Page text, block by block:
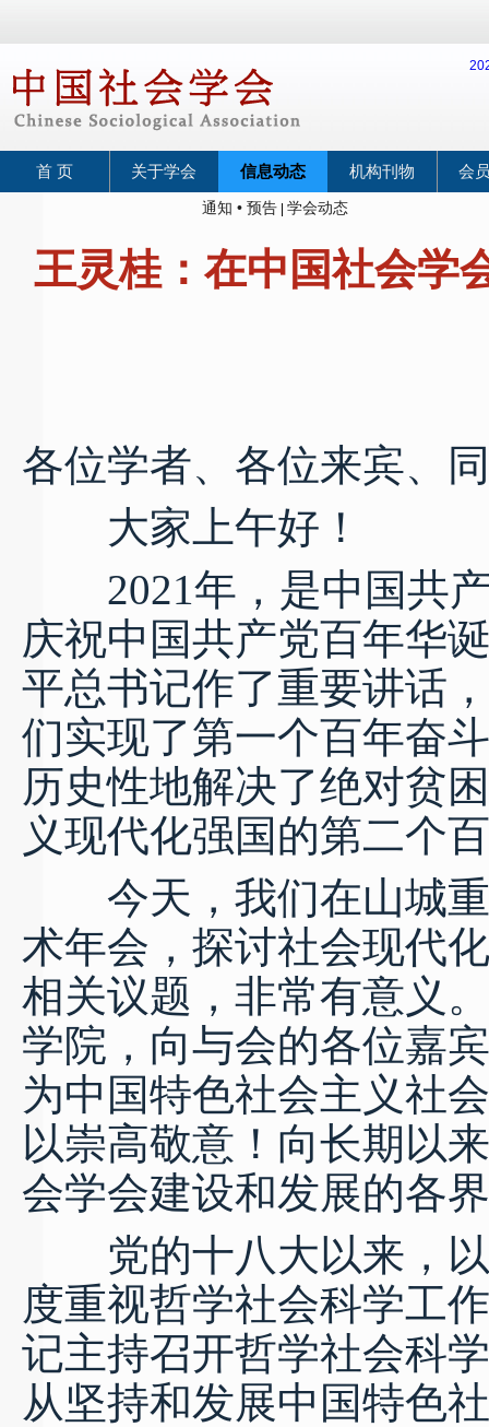
首 页 关于学会 信息动态 机构刊物 会
通知 • 预告 学会动态
王灵桂：在中国社会学
各位学者、各位来宾、
大家上午好！
2021年，是中国共产
庆祝中国共产党百年华
平总书记作了重要讲话
们实现了第一个百年奋
历史性地解决了绝对贫
义现代化强国的第二个
今天，我们在山城重
术年会，探讨社会现代
相关议题，非常有意义
学院，向与会的各位嘉
为中国特色社会主义社
以崇高敬意！向长期以
会学会建设和发展的各
党的十八大以来，以
度重视哲学社会科学工
记主持召开哲学社会科
从坚持和发展中国特色